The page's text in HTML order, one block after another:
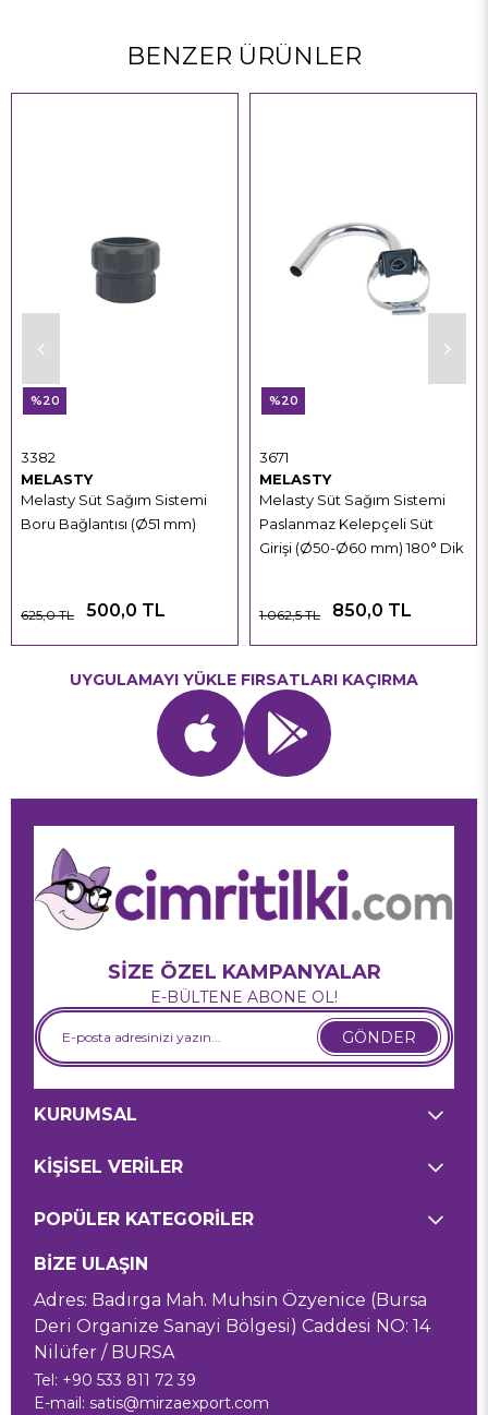
BENZER ÜRÜNLER
MELASTY
Melasty Süt Sağım Sistemi
Boru Bağlantısı (Ø51 mm)
3382
500,0 TL
625,0 TL
%20
MELASTY
Melasty Süt Sağım Sistemi
Paslanmaz Kelepçeli Süt
Girişi (Ø50-Ø60 mm) 180° Dik
3671
850,0 TL
1.062,5 TL
%20
UYGULAMAYI YÜKLE FIRSATLARI KAÇIRMA
SİZE ÖZEL KAMPANYALAR
E-BÜLTENE ABONE OL!
GÖNDER
KURUMSAL
KİŞİSEL VERİLER
POPÜLER KATEGORİLER
BİZE ULAŞIN
Adres: Badırga Mah. Muhsin Özyenice (Bursa
Deri Organize Sanayi Bölgesi) Caddesi NO: 14
Nilüfer / BURSA
Tel: +90 533 811 72 39
E-mail: satis@mirzaexport.com